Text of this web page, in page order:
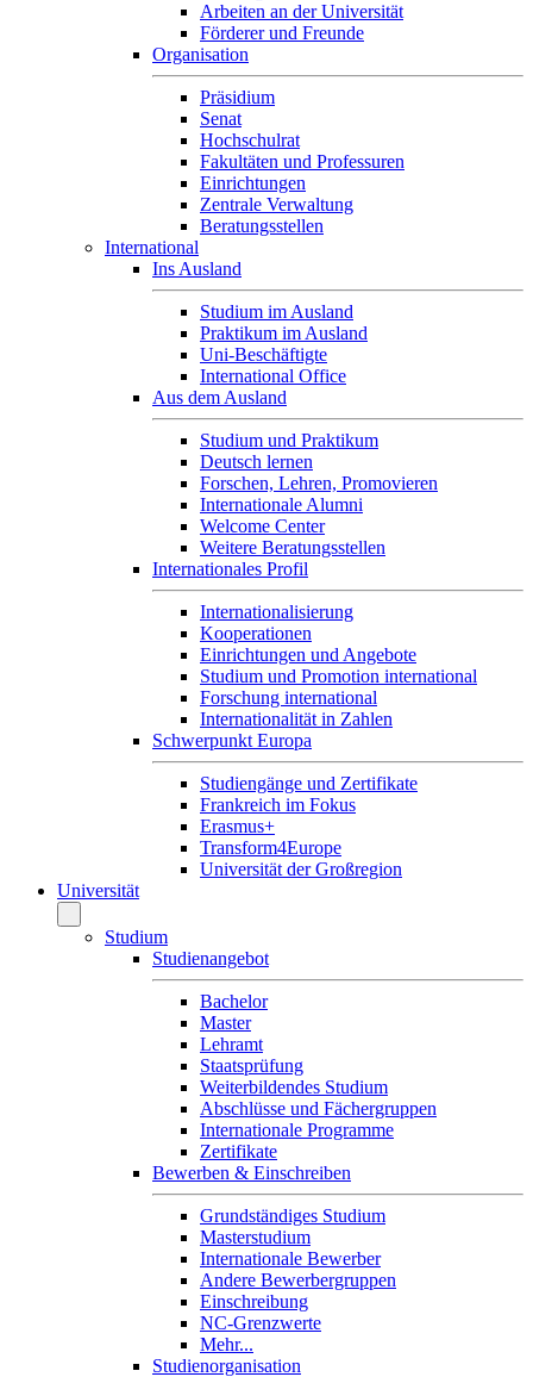
Arbeiten an der Universität
Förderer und Freunde
Organisation
Präsidium
Senat
Hochschulrat
Fakultäten und Professuren
Einrichtungen
Zentrale Verwaltung
Beratungsstellen
International
Ins Ausland
Studium im Ausland
Praktikum im Ausland
Uni-Beschäftigte
International Office
Aus dem Ausland
Studium und Praktikum
Deutsch lernen
Forschen, Lehren, Promovieren
Internationale Alumni
Welcome Center
Weitere Beratungsstellen
Internationales Profil
Internationalisierung
Kooperationen
Einrichtungen und Angebote
Studium und Promotion international
Forschung international
Internationalität in Zahlen
Schwerpunkt Europa
Studiengänge und Zertifikate
Frankreich im Fokus
Erasmus+
Transform4Europe
Universität der Großregion
Universität
Studium
Studienangebot
Bachelor
Master
Lehramt
Staatsprüfung
Weiterbildendes Studium
Abschlüsse und Fächergruppen
Internationale Programme
Zertifikate
Bewerben & Einschreiben
Grundständiges Studium
Masterstudium
Internationale Bewerber
Andere Bewerbergruppen
Einschreibung
NC-Grenzwerte
Mehr...
Studienorganisation